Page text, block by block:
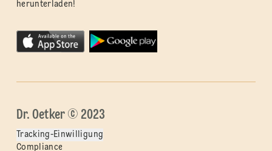
herunterladen!
Dr. Oetker © 2023
Tracking-Einwilligung
Compliance